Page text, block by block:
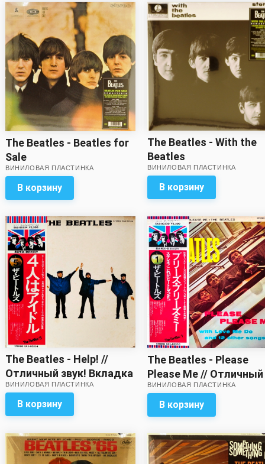
The Beatles - Beatles for
Sale
ВИНИЛОВАЯ ПЛАСТИНКА
В корзину
The Beatles - With the
Beatles
ВИНИЛОВАЯ ПЛАСТИНКА
В корзину
The Beatles - Help! //
Отличный звук! Вкладка
с разворотом – в
комплекте!
ВИНИЛОВАЯ ПЛАСТИНКА
В корзину
The Beatles - Please
Please Me // Отличный
звук!
ВИНИЛОВАЯ ПЛАСТИНКА
В корзину